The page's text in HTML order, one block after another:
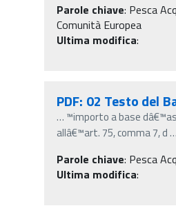
Parole chiave: Pesca
Comunità Europea
Ultima modifica:
PDF: 02 Testo del
… ™importo a base
allâ€™art. 75, comma 7, d…
Parole chiave: Pesca
Ultima modifica: